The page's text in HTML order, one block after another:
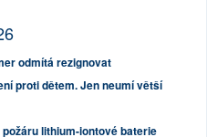
odmítá rezignovat
proti dětem. Jen neumí větší
lithium-iontové baterie